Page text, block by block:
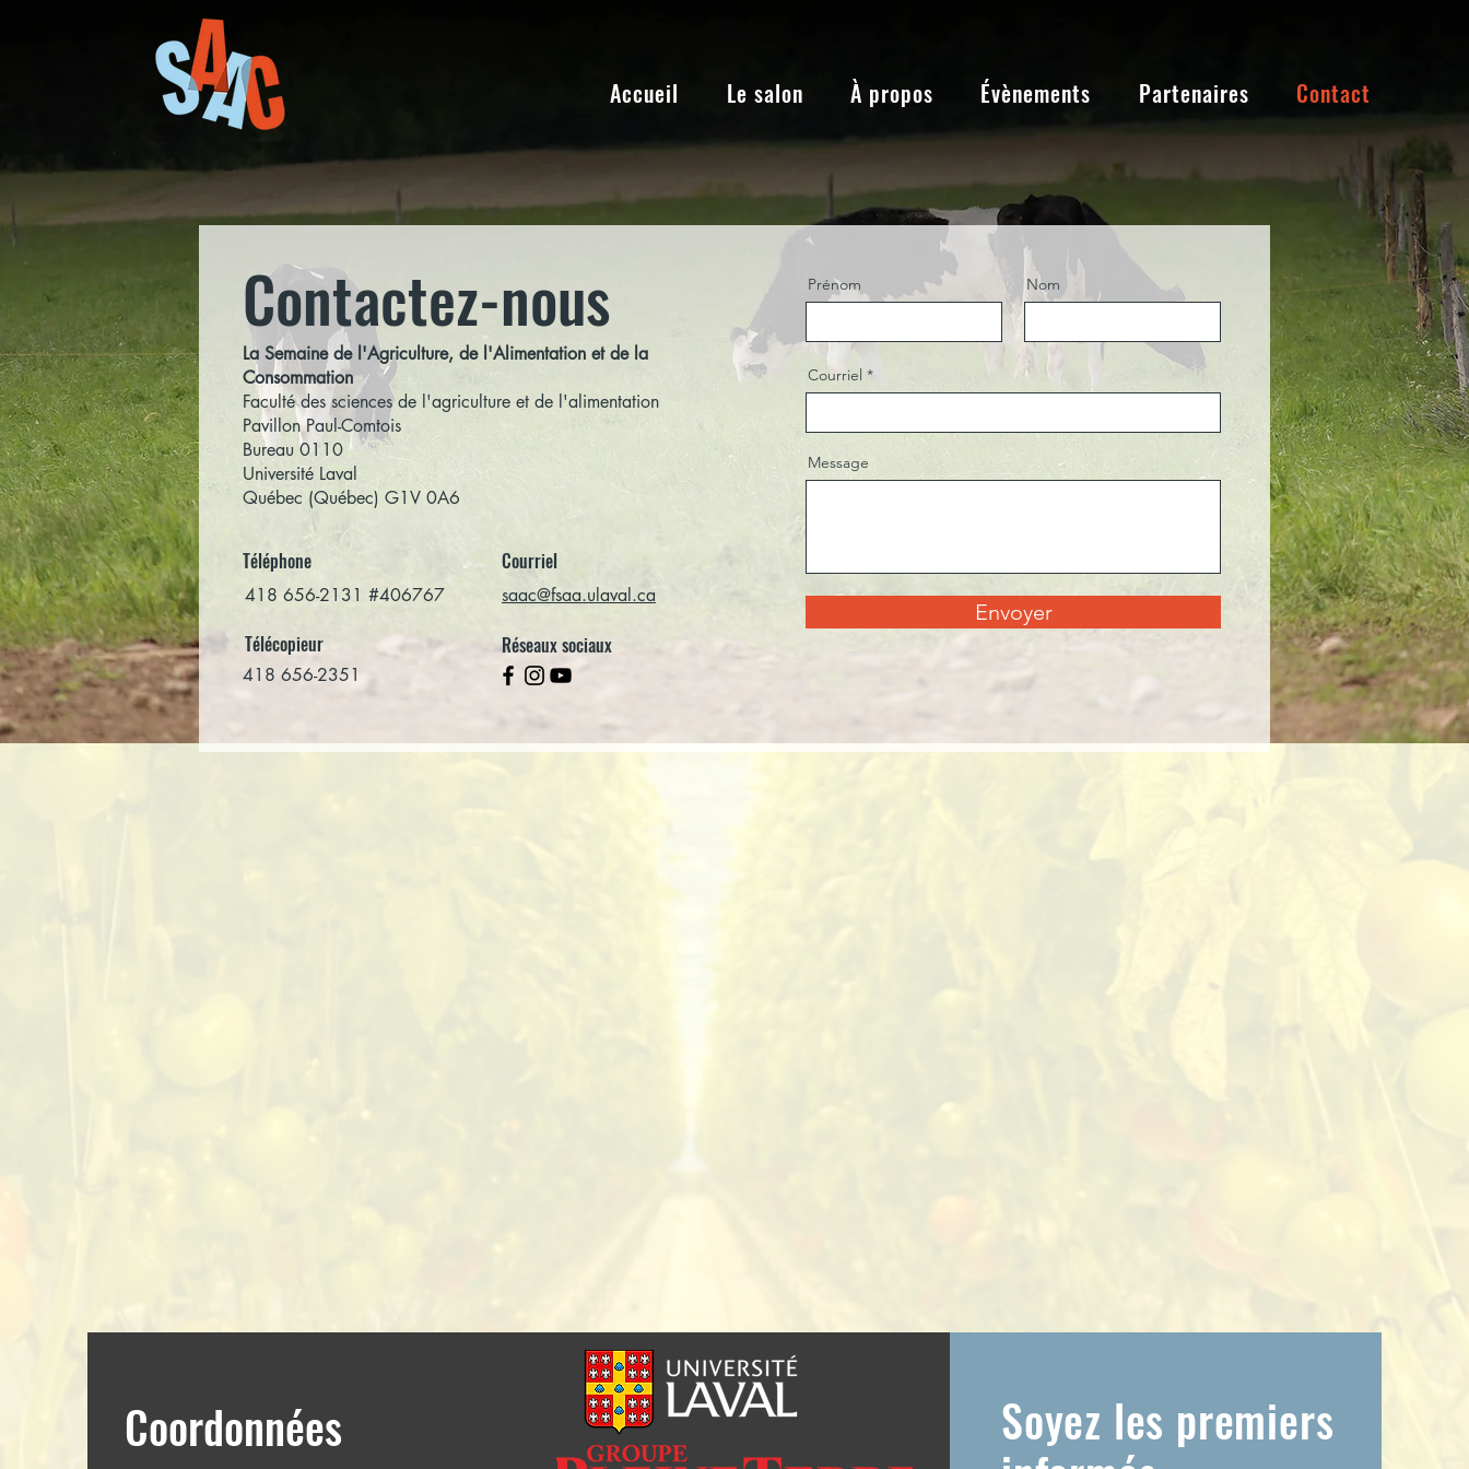
Accueil Le salon À propos Évènements Partenaires Contact
Contactez-nous
La Semaine de l'Agriculture, de l'Alimentation et de la
Consommation
Faculté des sciences de l'agriculture et de l'alimentation
Pavillon Paul-Comtois
Bureau 0110
Université Laval
Québec (Québec) G1V 0A6
Téléphone
418 656-2131 #406767
Télécopieur
418 656-2351
Courriel
saac@fsaa.ulaval.ca
Réseaux sociaux
Prénom Nom
Courriel
Message
Envoyer
Coordonnées
Soyez les premiers